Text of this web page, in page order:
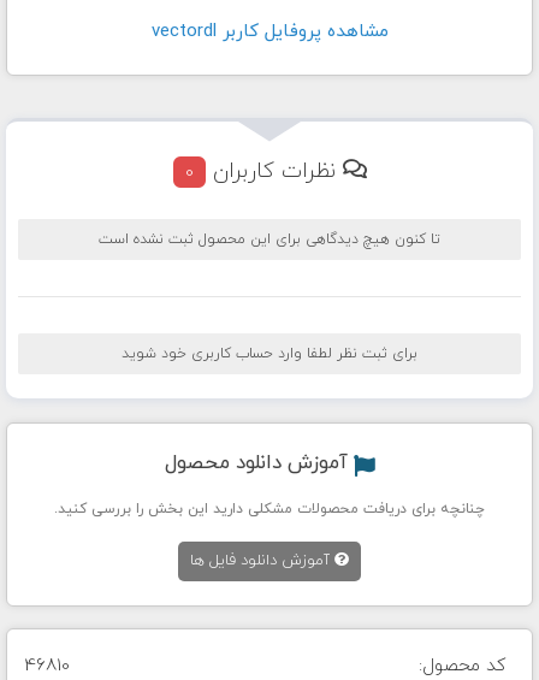
مشاهده پروفايل کاربر vectordl
نظرات کاربران 0
تا کنون هیچ دیدگاهی برای این محصول ثبت نشده است
برای ثبت نظر لطفا وارد حساب کاربری خود شوید
آموزش دانلود محصول
چنانچه برای دریافت محصولات مشکلی دارید این بخش را بررسی کنید.
آموزش دانلود فایل ها
کد محصول: 46810